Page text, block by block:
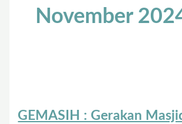
November
GEMASIH : Gerakan